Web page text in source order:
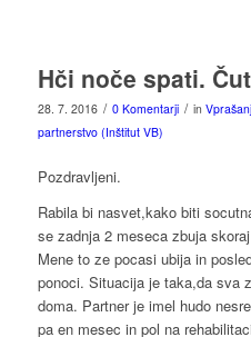
Hči noče spati.
28. 7. 2016 / 0 Komentarji / in
partnerstvo (Inštitut VB)
Pozdravljeni.
Rabila bi nasvet,kako biti
se zadnja 2 meseca zbuja
Mene to ze pocasi ubija in
ponoci. Situacija je taka,da sva
doma. Partner je imel hudo
pa en mesec in pol na